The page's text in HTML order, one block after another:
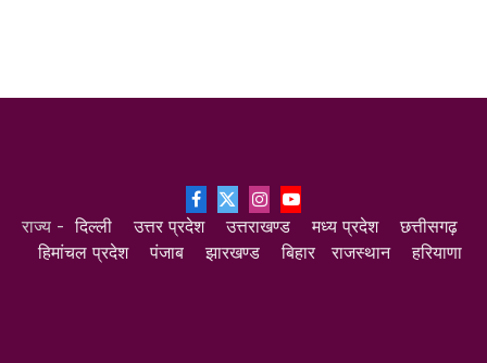
Facebook
X
(Twitter)
InstagramYouTube
राज्य -दिल्ली उत्तर प्रदेश उत्तराखण्ड मध्य प्रदेश
छत्तीसगढ़
हिमांचल प्रदेश
पंजाब झारखण्ड बिहार राजस्थान हरियाणा